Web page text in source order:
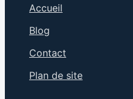
Accueil
Blog
Contact
Plan de site